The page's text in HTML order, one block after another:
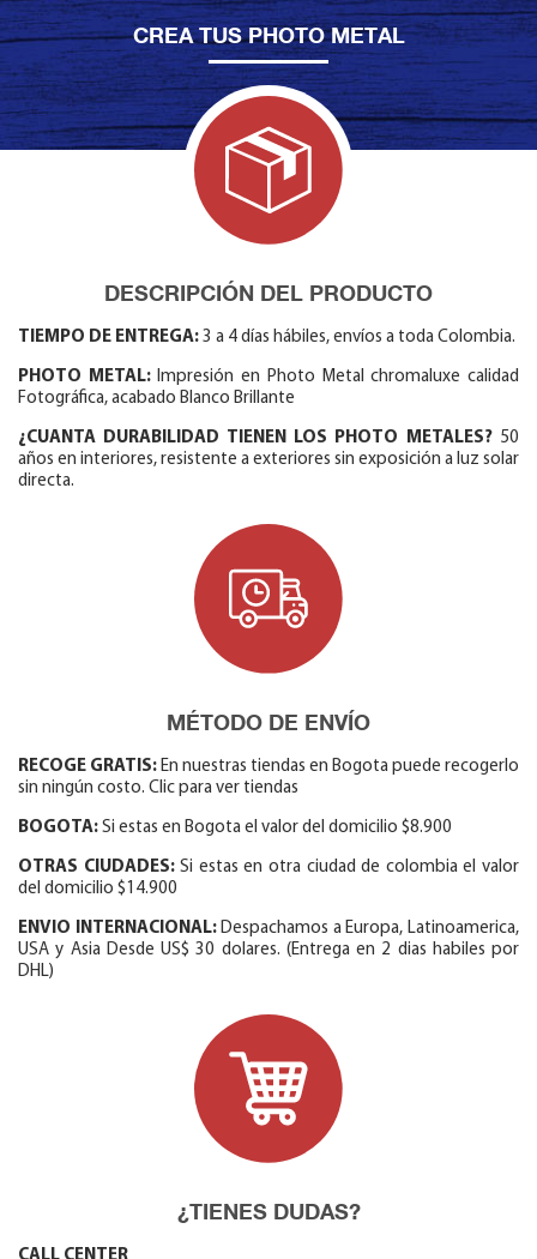
CREA TUS PHOTO METAL
DESCRIPCIÓN DEL PRODUCTO
TIEMPO DE ENTREGA: 3 a 4 días hábiles, envíos a toda Colombia.
PHOTO METAL:Impresión en Photo Metal chromaluxe calidad
Fotográfica, acabado Blanco Brillante
¿CUANTA DURABILIDAD TIENEN LOS PHOTO METALES?50
años en interiores, resistente a exteriores sin exposición a luz solar
directa.
MÉTODO DE ENVÍO
RECOGE GRATIS: En nuestras tiendas en Bogota puede recogerlo
sin ningún costo. Clic para ver tiendas
BOGOTA: Si estas en Bogota el valor del domicilio $8.900
OTRAS CIUDADES:Si estas en otra ciudad de colombia el valor
del domicilio $14.900
ENVIO INTERNACIONAL: Despachamos a Europa, Latinoamerica,
USA y Asia Desde US$ 30 dolares. (Entrega en 2 dias habiles por
DHL)
¿TIENES DUDAS?